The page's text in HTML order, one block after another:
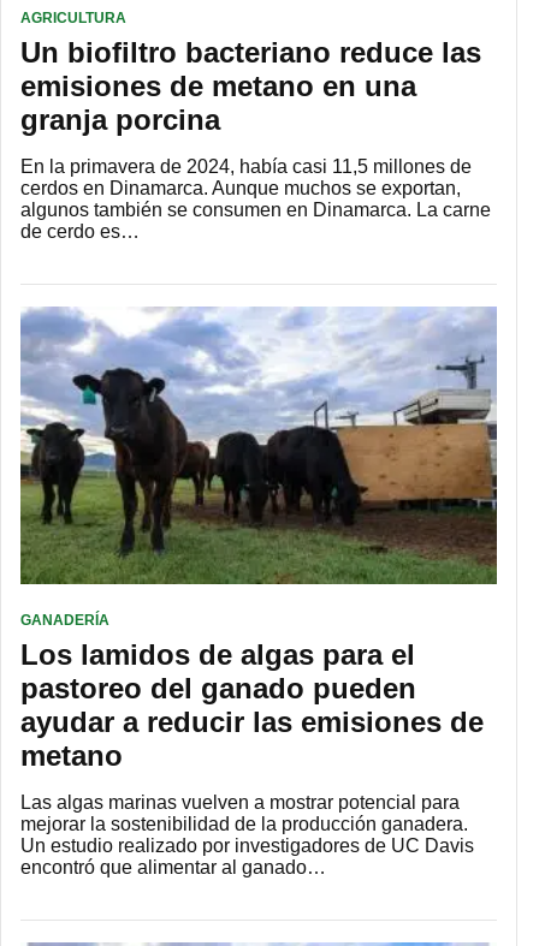
AGRICULTURA
Un biofiltro bacteriano reduce las
emisiones de metano en una
granja porcina
En la primavera de 2024, había casi 11,5 millones de
cerdos en Dinamarca. Aunque muchos se exportan,
algunos también se consumen en Dinamarca. La carne
de cerdo es…
GANADERÍA
Los lamidos de algas para el
pastoreo del ganado pueden
ayudar a reducir las emisiones de
metano
Las algas marinas vuelven a mostrar potencial para
mejorar la sostenibilidad de la producción ganadera.
Un estudio realizado por investigadores de UC Davis
encontró que alimentar al ganado…